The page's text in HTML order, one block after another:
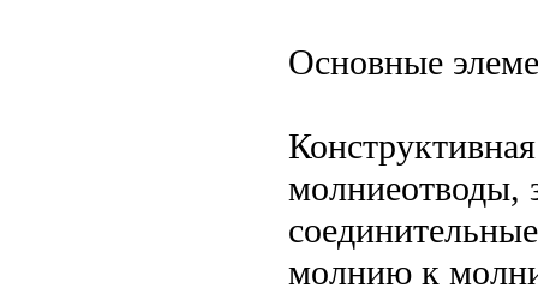
Основные
молниеотводы,
молнию к